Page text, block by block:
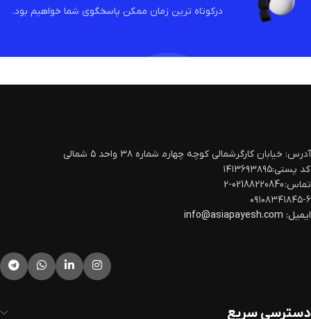
درکوتاه ترین زمان ممکن پاسخگوی شما خواهیم بود.
آدرس: خیابان کارگرشمالی کوچه چهارم‍ شماره ۳۸ واحد ۵ شمالی
کد پستی:۱۴۱۳۶۹۳۸۹۵
تماس: 02188220840-2
۰۹۱۰۸۳۴۱۸۴۵-۶
ایمیل:
دسترسی سریع